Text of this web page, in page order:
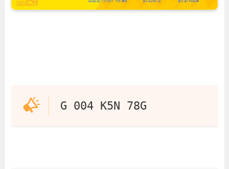
G 004 K5N 78G